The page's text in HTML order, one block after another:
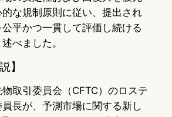
な規制原則に従い、提出され
平かつ一貫して評価し続ける
べました。
】
取引委員会（CFTC）のロステ
長が、予測市場に関する新し